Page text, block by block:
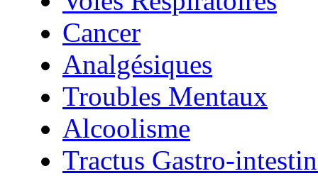
Cancer
Analgésiques
Troubles Mentaux
Alcoolisme
Tractus Gastro-